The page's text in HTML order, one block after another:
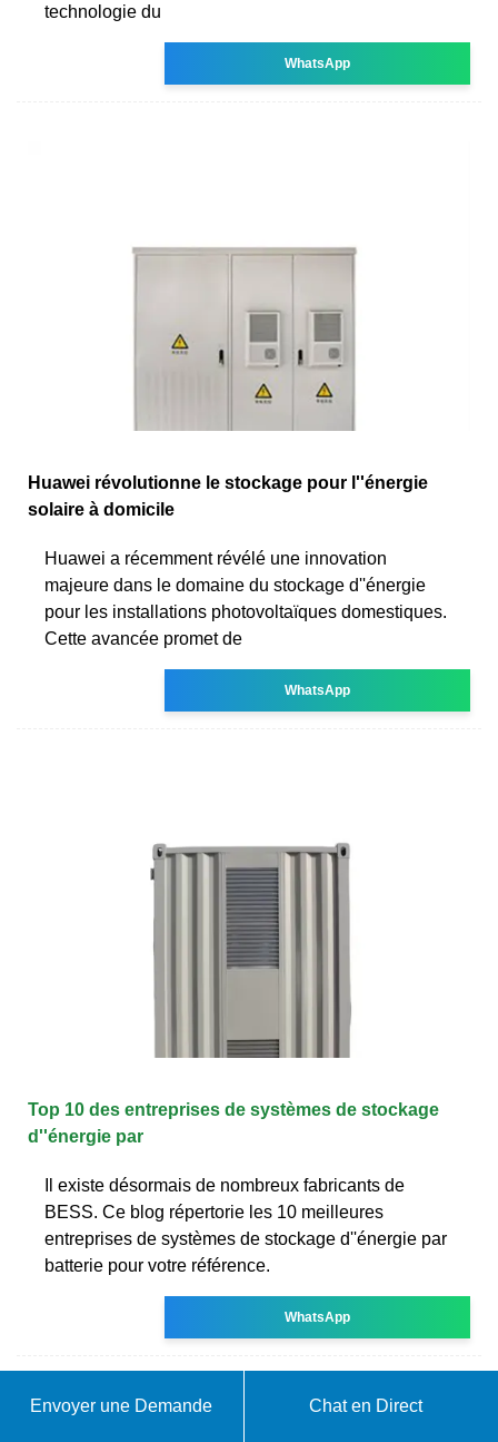
technologie du
WhatsApp
Huawei révolutionne le stockage pour l''énergie
solaire à domicile
Huawei a récemment révélé une innovation
majeure dans le domaine du stockage d''énergie
pour les installations photovoltaïques domestiques.
Cette avancée promet de
WhatsApp
Top 10 des entreprises de systèmes de stockage
d''énergie par
Il existe désormais de nombreux fabricants de
BESS. Ce blog répertorie les 10 meilleures
entreprises de systèmes de stockage d''énergie par
batterie pour votre référence.
WhatsApp
Envoyer une Demande Chat en Direct